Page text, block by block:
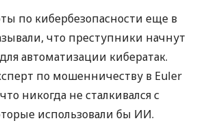
по кибербезопасности еще в
что преступники начнут
автоматизации кибератак.
по мошенничеству в Euler
никогда не сталкивался с
использовали бы ИИ.